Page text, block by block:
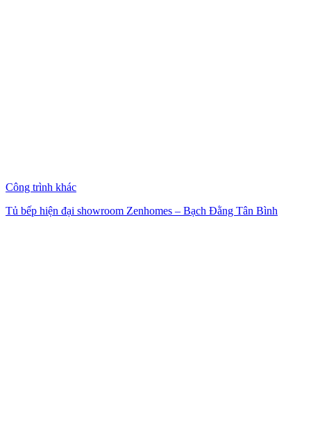
Công trình khác
Tủ bếp hiện đại showroom Zenhomes – Bạch Đằng Tân Bình